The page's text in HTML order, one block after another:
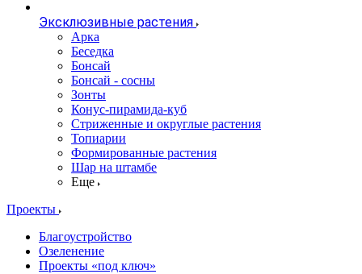
Эксклюзивные растения
Арка
Беседка
Бонсай
Бонсай - сосны
Зонты
Конус-пирамида-куб
Стриженные и округлые растения
Топиарии
Формированные растения
Шар на штамбе
Еще
Проекты
Благоустройство
Озеленение
Проекты «под ключ»